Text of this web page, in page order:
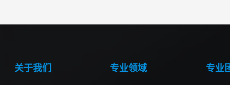
关于我们 专业领域 专业